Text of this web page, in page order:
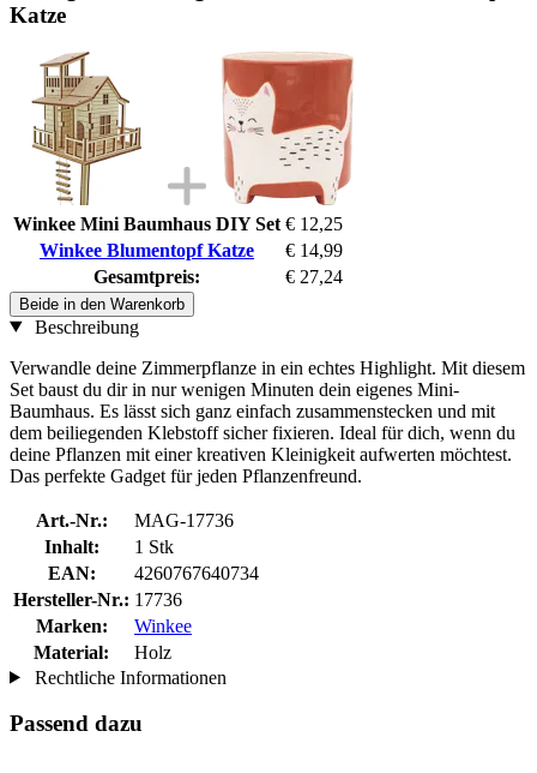
Katze
Winkee Mini Baumhaus DIY Set € 12,25
Winkee Blumentopf Katze
€ 14,99
Gesamtpreis:
€ 27,24
Beide in den Warenkorb
Beschreibung
Verwandle deine Zimmerpflanze in ein echtes Highlight. Mit diesem
Set baust du dir in nur wenigen Minuten dein eigenes Mini-
Baumhaus. Es lässt sich ganz einfach zusammenstecken und mit
dem beiliegenden Klebstoff sicher fixieren. Ideal für dich, wenn du
deine Pflanzen mit einer kreativen Kleinigkeit aufwerten möchtest.
Das perfekte Gadget für jeden Pflanzenfreund.
Art.-Nr.:
MAG-17736
Inhalt:
1 Stk
EAN:
4260767640734
Hersteller-Nr.: 17736
Marken:
Winkee
Material:
Holz
Rechtliche Informationen
Passend dazu